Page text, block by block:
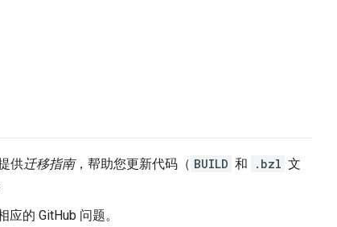
供迁移指南，帮助您更新代码（ BUILD 和 .bzl 文
应的 GitHub 问题。